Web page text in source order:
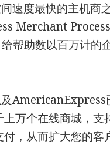
速度最快的主机商
Merchant
帮助数以百万计的
AmericanExpress
万个在线商城，支
，从而扩大您的客